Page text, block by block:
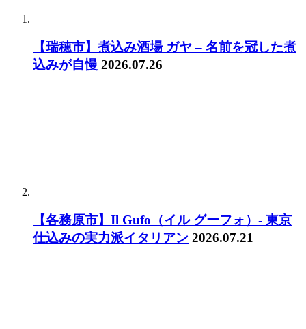
【瑞穂市】煮込み酒場 ガヤ – 名前を冠した煮
込みが自慢 2026.07.26
【各務原市】Il Gufo（イル グーフォ）- 東京
仕込みの実力派イタリアン 2026.07.21